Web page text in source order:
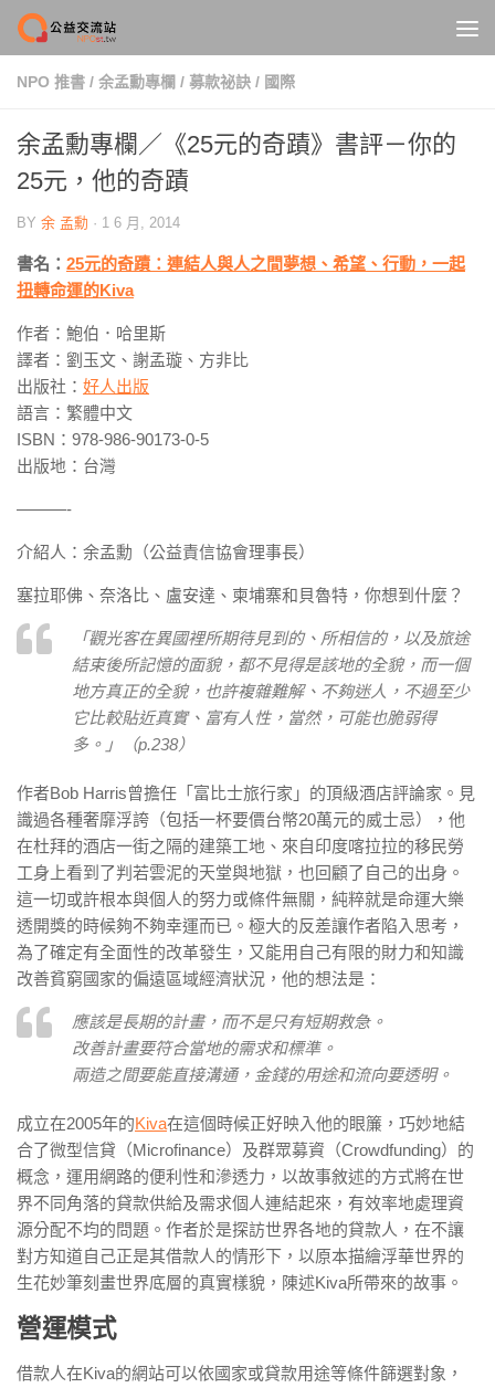
Skip to content
NPO 推書 / 余孟勳專欄 / 募款祕訣 / 國際
余孟勳專欄／《25元的奇蹟》書評－你的
25元，他的奇蹟
BY 余 孟勳 · 1 6 月, 2014
書名： 25元的奇蹟：連結人與人之間夢想、希望、行動，一起
扭轉命運的Kiva
作者：鮑伯．哈里斯
譯者：劉玉文、謝孟璇、方非比
出版社： 好人出版
語言：繁體中文
ISBN：978-986-90173-0-5
出版地：台灣
———-
介紹人：余孟勳（公益責信協會理事長）
塞拉耶佛、奈洛比、盧安達、柬埔寨和貝魯特，你想到什麼？
「觀光客在異國裡所期待見到的、所相信的，以及旅途
結束後所記憶的面貌，都不見得是該地的全貌，而一個
地方真正的全貌，也許複雜難解、不夠迷人，不過至少
它比較貼近真實、富有人性，當然，可能也脆弱得
多。」（p.238）
作者Bob Harris曾擔任「富比士旅行家」的頂級酒店評論家。見
識過各種奢靡浮誇（包括一杯要價台幣20萬元的威士忌），他
在杜拜的酒店一街之隔的建築工地、來自印度喀拉拉的移民勞
工身上看到了判若雲泥的天堂與地獄，也回顧了自己的出身。
這一切或許根本與個人的努力或條件無關，純粹就是命運大樂
透開獎的時候夠不夠幸運而已。極大的反差讓作者陷入思考，
為了確定有全面性的改革發生，又能用自己有限的財力和知識
改善貧窮國家的偏遠區域經濟狀況，他的想法是：
應該是長期的計畫，而不是只有短期救急。
改善計畫要符合當地的需求和標準。
兩造之間要能直接溝通，金錢的用途和流向要透明。
成立在2005年的Kiva在這個時候正好映入他的眼簾，巧妙地結
合了微型信貸（Microfinance）及群眾募資（Crowdfunding）的
概念，運用網路的便利性和滲透力，以故事敘述的方式將在世
界不同角落的貸款供給及需求個人連結起來，有效率地處理資
源分配不均的問題。作者於是探訪世界各地的貸款人，在不讓
對方知道自己正是其借款人的情形下，以原本描繪浮華世界的
生花妙筆刻畫世界底層的真實樣貌，陳述Kiva所帶來的故事。
營運模式
借款人在Kiva的網站可以依國家或貸款用途等條件篩選對象，